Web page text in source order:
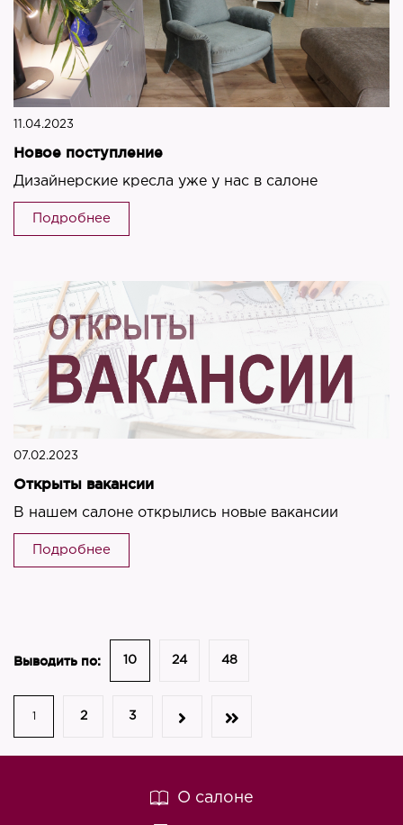
11.04.2023
Новое поступление
Дизайнерские кресла уже у нас в салоне
Подробнее
07.02.2023
Открыты вакансии
В нашем салоне открылись новые вакансии
Подробнее
Выводить по: 10 24 48
1 2 3
О салоне